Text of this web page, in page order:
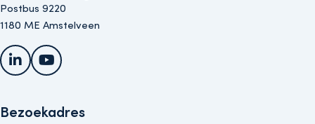
Postbus 9220
1180 ME Amstelveen
LinkedInYouTube
Bezoekadres